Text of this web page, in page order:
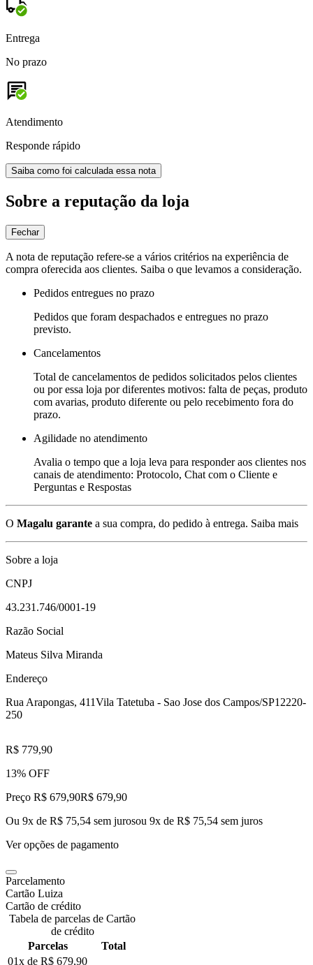
Entrega
No prazo
Atendimento
Responde rápido
Saiba como foi calculada essa nota
Sobre a reputação da loja
Fechar
A nota de reputação refere-se a vários critérios na experiência de
compra oferecida aos clientes. Saiba o que levamos a consideração.
Pedidos entregues no prazo
Pedidos que foram despachados e entregues no prazo
previsto.
Cancelamentos
Total de cancelamentos de pedidos solicitados pelos clientes
ou por essa loja por diferentes motivos: falta de peças, produto
com avarias, produto diferente ou pelo recebimento fora do
prazo.
Agilidade no atendimento
Avalia o tempo que a loja leva para responder aos clientes nos
canais de atendimento: Protocolo, Chat com o Cliente e
Perguntas e Respostas
O Magalu garante a sua compra, do pedido à entrega. Saiba mais
Sobre a loja
CNPJ
43.231.746/0001-19
Razão Social
Mateus Silva Miranda
Endereço
Rua Arapongas, 411Vila Tatetuba - Sao Jose dos Campos/SP12220-
250
R$ 779,90
13% OFF
Preço R$ 679,90R$ 679,90
Ou 9x de R$ 75,54 sem jurosou 9x de R$ 75,54 sem juros
Ver opções de pagamento
Parcelamento
Cartão Luiza
Cartão de crédito
Tabela de parcelas de Cartão
de crédito
Parcelas
Total
01x de R$ 679,90